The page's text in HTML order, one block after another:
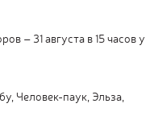
– 31 августа в 15 часов у
Человек-паук, Эльза,